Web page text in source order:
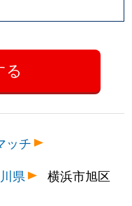
ッチ
県 横浜市旭区